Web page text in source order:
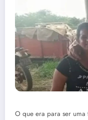
O que era para ser